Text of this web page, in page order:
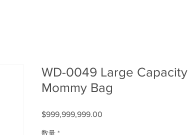
WD-0049 Large Capacity
Mommy Bag
$999,999,999.00
数量 *